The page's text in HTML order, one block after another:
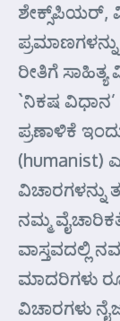
ಶೇಕ್ಸ್‌ಪಿಯರ್,
ರೀತಿಗೆ
`ನಿಕಷ
ಪ್ರಣಾಳಿಕೆ
(humanist)
ವಿಚಾರಗಳನ್ನು
ನಮ್ಮ
ವಾಸ್ತವದಲ್ಲಿ
ಮಾದರಿಗಳು
ವಿಚಾರಗಳು